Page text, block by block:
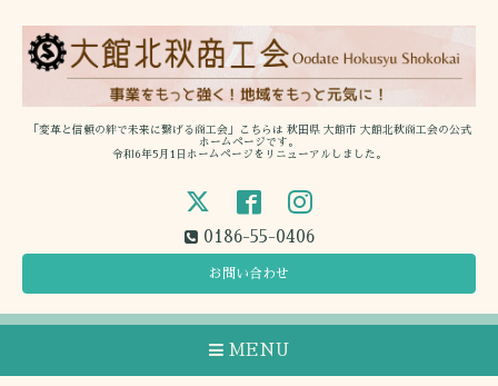
「変革と信頼の絆で未来に繋げる商工会」こちらは 秋田県 大館市 大館北秋商工会の公式
ホームページです。
令和6年5月1日ホームページをリニューアルしました。
0186-55-0406
お問い合わせ
MENU